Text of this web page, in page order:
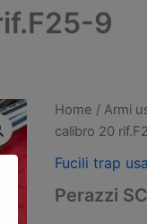
9
Home / Armi
calibro 20
Fucili trap
Perazzi